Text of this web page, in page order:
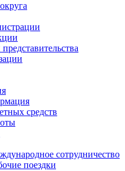
средств
сотрудничество
поездки